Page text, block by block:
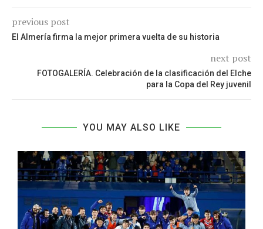
previous post
El Almería firma la mejor primera vuelta de su historia
next post
FOTOGALERÍA. Celebración de la clasificación del Elche
para la Copa del Rey juvenil
YOU MAY ALSO LIKE